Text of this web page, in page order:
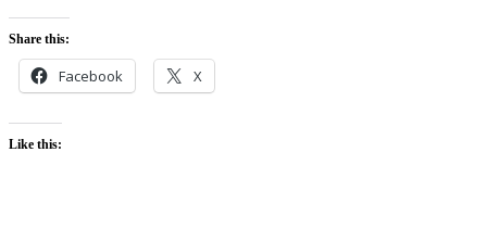
Share this:
Facebook X
Like this: